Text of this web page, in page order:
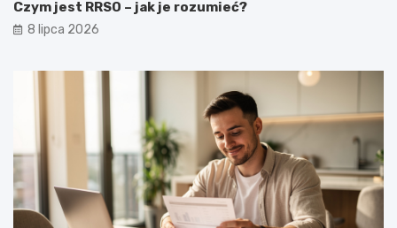
Czym jest RRSO – jak je rozumieć?
8 lipca 2026